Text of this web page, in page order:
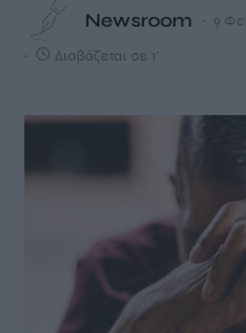
Newsroom 9
Διαβάζεται σε 1'